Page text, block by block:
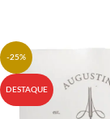
-25%
DESTAQUE